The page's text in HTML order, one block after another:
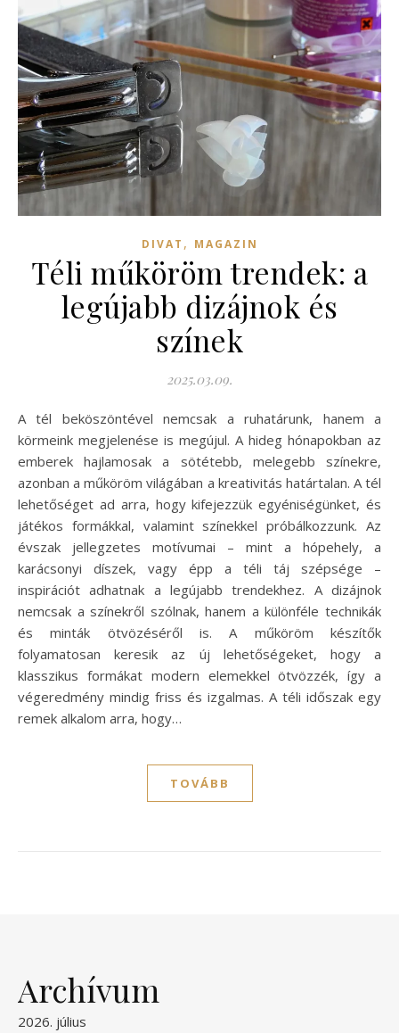
DIVAT , MAGAZIN
Téli műköröm trendek: a
legújabb dizájnok és
színek
2025.03.09.
A tél beköszöntével nemcsak a ruhatárunk, hanem a
körmeink megjelenése is megújul. A hideg hónapokban az
emberek hajlamosak a sötétebb, melegebb színekre,
azonban a műköröm világában a kreativitás határtalan. A tél
lehetőséget ad arra, hogy kifejezzük egyéniségünket, és
játékos formákkal, valamint színekkel próbálkozzunk. Az
évszak jellegzetes motívumai – mint a hópehely, a
karácsonyi díszek, vagy épp a téli táj szépsége –
inspirációt adhatnak a legújabb trendekhez. A dizájnok
nemcsak a színekről szólnak, hanem a különféle technikák
és minták ötvözéséről is. A műköröm készítők
folyamatosan keresik az új lehetőségeket, hogy a
klasszikus formákat modern elemekkel ötvözzék, így a
végeredmény mindig friss és izgalmas. A téli időszak egy
remek alkalom arra, hogy…
TOVÁBB
Archívum
2026. július